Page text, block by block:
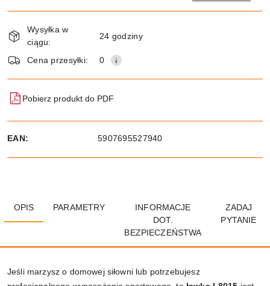
i
dostawa
Wysyłka w
ciągu:
24 godziny
Cena przesyłki: 0
Pobierz produkt do PDF
EAN: 5907695527940
OPIS PARAMETRY
INFORMACJE
DOT.
BEZPIECZEŃSTWA
ZADAJ
PYTANIE
Jeśli marzysz o domowej siłowni lub potrzebujesz